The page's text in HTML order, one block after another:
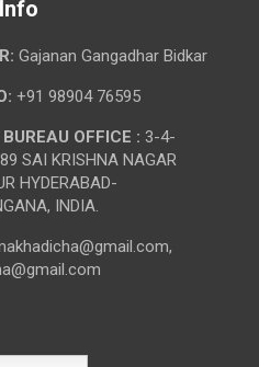
Gajanan Gangadhar Bidkar
+91 98904 76595
OFFICE : 3-4-
SAI KRISHNA NAGAR
HYDERABAD-
INDIA.